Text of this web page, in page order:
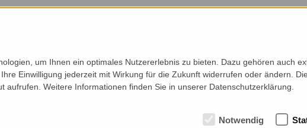
um Ihnen ein optimales Nutzererlebnis zu bieten. Dazu gehören auch
Einwilligung jederzeit mit Wirkung für die Zukunft widerrufen oder ändern.
Weitere Informationen finden Sie in unserer Datenschutzerklärung.
Notwendig